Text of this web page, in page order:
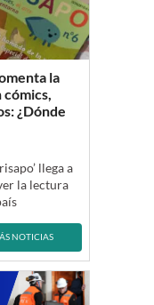
la
cómics,
¿Dónde
llega a
la lectura
NOTICIAS